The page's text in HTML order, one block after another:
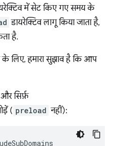
में सेट किए गए समय के
डायरेक्टिव लागू किया जाता है,
है.
लिए, हमारा सुझाव है कि आप
सिर्फ़
( preload नहीं):